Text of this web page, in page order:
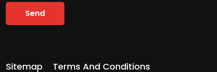
Send
Sitemap Terms And Conditions